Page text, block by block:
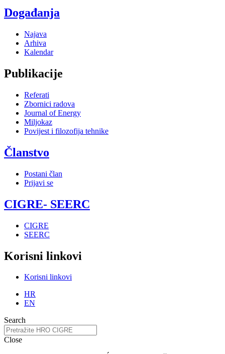
Događanja
Najava
Arhiva
Kalendar
Publikacije
Referati
Zbornici radova
Journal of Energy
Miljokaz
Povijest i filozofija tehnike
Članstvo
Postani član
Prijavi se
CIGRE- SEERC
CIGRE
SEERC
Korisni linkovi
Korisni linkovi
HR
EN
Search
Close